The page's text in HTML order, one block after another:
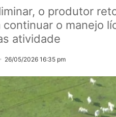
o produtor
continuar o manejo
atividade
26/05/2026 16:35 pm